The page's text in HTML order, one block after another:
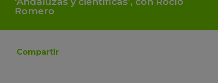
Romero
Compartir